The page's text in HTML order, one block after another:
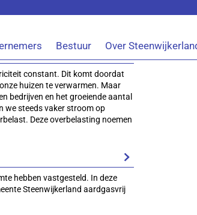
Bestuur Over
constant. Dit komt doordat
huizen te verwarmen. Maar
bedrijven en het groeiende aantal
we steeds vaker stroom op
Deze overbelasting noemen
hebben vastgesteld. In deze
Steenwijkerland aardgasvrij